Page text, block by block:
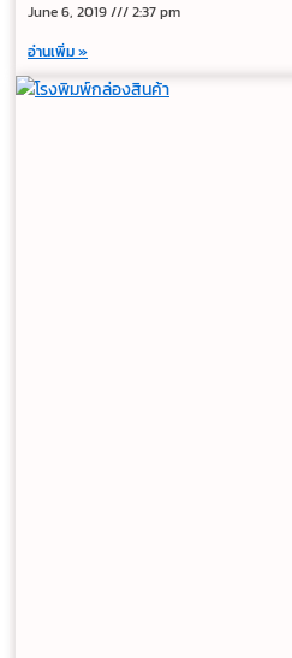
June 6, 2019
2:37 pm
อ่านเพิ่ม »